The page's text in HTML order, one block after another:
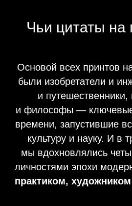
Чьи цитаты на
Основой всех принтов
были изобретатели и
и
и философы —
времени, запустившие
культуру и науку. И в
мы вдохновлялись
личностями эпохи
практиком,